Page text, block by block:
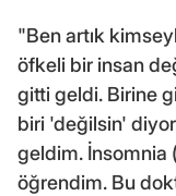
"Ben artık
öfkeli bir insan
gitti geldi. Birine
biri 'değilsin'
geldim. İnsomnia
öğrendim. Bu